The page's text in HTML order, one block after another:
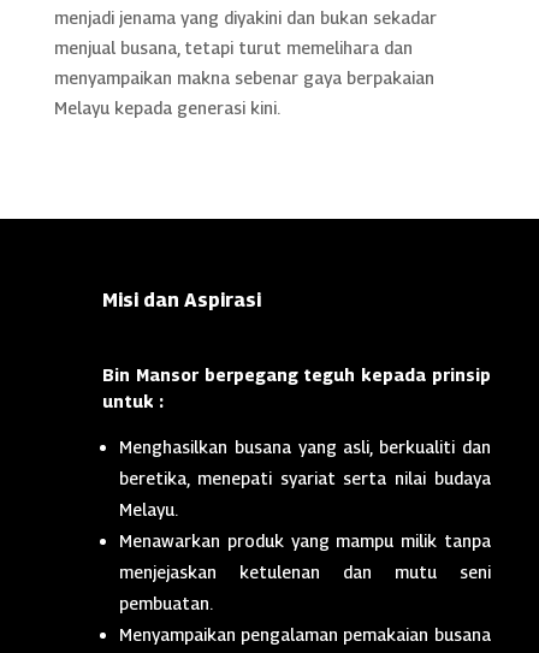
menjadi jenama yang diyakini dan bukan sekadar
menjual busana, tetapi turut memelihara dan
menyampaikan makna sebenar gaya berpakaian
Melayu kepada generasi kini.
Misi dan Aspirasi
Bin Mansor berpegang teguh kepada prinsip
untuk :
Menghasilkan busana yang asli, berkualiti dan
beretika, menepati syariat serta nilai budaya
Melayu.
Menawarkan produk yang mampu milik tanpa
menjejaskan ketulenan dan mutu seni
pembuatan.
Menyampaikan pengalaman pemakaian busana